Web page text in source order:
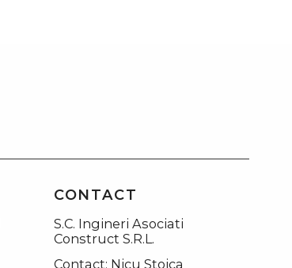
CONTACT
S.C. Ingineri Asociati
Construct S.R.L.
Contact: Nicu Stoica